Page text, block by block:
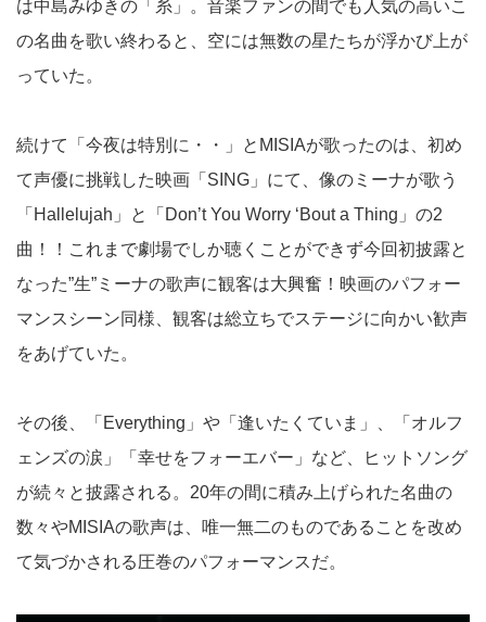
は中島みゆきの「糸」。音楽ファンの間でも人気の高いこ
の名曲を歌い終わると、空には無数の星たちが浮かび上が
っていた。
続けて「今夜は特別に・・」とMISIAが歌ったのは、初め
て声優に挑戦した映画「SING」にて、像のミーナが歌う
「Hallelujah」と「Don’t You Worry ‘Bout a Thing」の2
曲！！これまで劇場でしか聴くことができず今回初披露と
なった”生”ミーナの歌声に観客は大興奮！映画のパフォー
マンスシーン同様、観客は総立ちでステージに向かい歓声
をあげていた。
その後、「Everything」や「逢いたくていま」、「オルフ
ェンズの涙」「幸せをフォーエバー」など、ヒットソング
が続々と披露される。20年の間に積み上げられた名曲の
数々やMISIAの歌声は、唯一無二のものであることを改め
て気づかされる圧巻のパフォーマンスだ。